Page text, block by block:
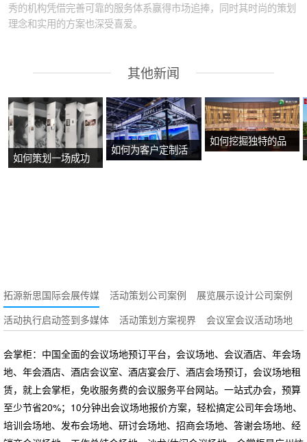
秀的机构凭借完善可靠的服务体系赢得市场追捧，同时其时尚的策划
理念和实用的方案也深受喜爱。
其他新闻
如何策划一场成功
如何为客户定制活
如何挖掘独特的品
拓源新思国际会展传媒 活动策划公司案例
展览展示设计公司案例
活动执行启动签到多媒体
活动策划方案视界 会议室会议活动场地
会掌柜：中国全面的会议场地预订平台，会议场地、会议酒店、年会场
地、年会酒店、酒店会议室、酒店宴会厅、酒店会场预订，会议场地租
赁，就上会掌柜，免收服务费的会议服务平台网站。一站式办会，预算
至少节省20%；10分钟出会议场地报价方案，轻松搞定公司年会场地、
培训会场地、发布会场地、研讨会场地、招商会场地、答谢会场地、经